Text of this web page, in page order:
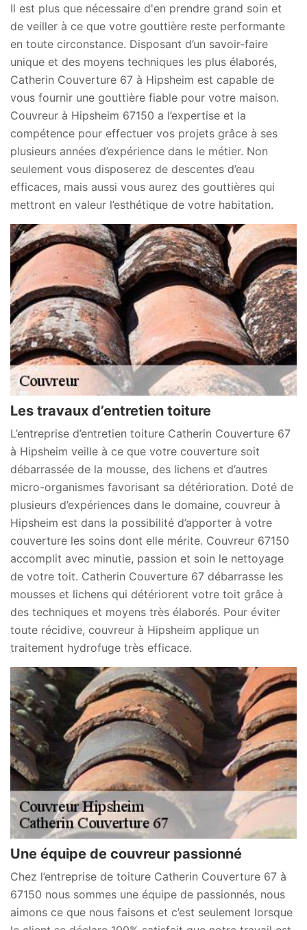
Il est plus que nécessaire d'en prendre grand soin et
de veiller à ce que votre gouttière reste performante
en toute circonstance. Disposant d’un savoir-faire
unique et des moyens techniques les plus élaborés,
Catherin Couverture 67 à Hipsheim est capable de
vous fournir une gouttière fiable pour votre maison.
Couvreur à Hipsheim 67150 a l’expertise et la
compétence pour effectuer vos projets grâce à ses
plusieurs années d’expérience dans le métier. Non
seulement vous disposerez de descentes d’eau
efficaces, mais aussi vous aurez des gouttières qui
mettront en valeur l’esthétique de votre habitation.
Les travaux d’entretien toiture
L’entreprise d’entretien toiture Catherin Couverture 67
à Hipsheim veille à ce que votre couverture soit
débarrassée de la mousse, des lichens et d’autres
micro-organismes favorisant sa détérioration. Doté de
plusieurs d’expériences dans le domaine, couvreur à
Hipsheim est dans la possibilité d’apporter à votre
couverture les soins dont elle mérite. Couvreur 67150
accomplit avec minutie, passion et soin le nettoyage
de votre toit. Catherin Couverture 67 débarrasse les
mousses et lichens qui détériorent votre toit grâce à
des techniques et moyens très élaborés. Pour éviter
toute récidive, couvreur à Hipsheim applique un
traitement hydrofuge très efficace.
Une équipe de couvreur passionné
Chez l’entreprise de toiture Catherin Couverture 67 à
67150 nous sommes une équipe de passionnés, nous
aimons ce que nous faisons et c’est seulement lorsque